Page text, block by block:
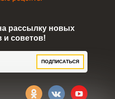
рассылку новых
и советов!
ПОДПИСАТЬСЯ